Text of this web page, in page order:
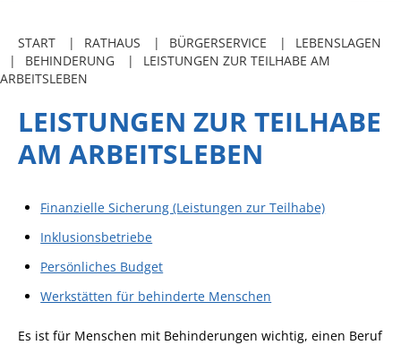
START RATHAUS BÜRGERSERVICE
LEBENSLAGEN
BEHINDERUNG
LEISTUNGEN ZUR TEILHABE AM
ARBEITSLEBEN
LEISTUNGEN ZUR TEILHABE
AM ARBEITSLEBEN
Finanzielle Sicherung (Leistungen zur Teilhabe)
Inklusionsbetriebe
Persönliches Budget
Werkstätten für behinderte Menschen
Es ist für Menschen mit Behinderungen wichtig, einen Beruf